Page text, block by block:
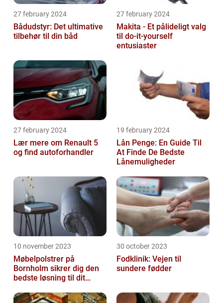
27 february 2024
Bådudstyr: Det ultimative
tilbehør til din båd
27 february 2024
Makita - Et pålideligt valg
til do-it-yourself
entusiaster
27 february 2024
Lær mere om Renault 5
og find autoforhandler
19 february 2024
Lån Penge: En Guide Til
At Finde De Bedste
Lånemuligheder
10 november 2023
Møbelpolstrer på
Bornholm sikrer dig den
bedste løsning til dit
30 october 2023
Fodklinik: Vejen til
sundere fødder